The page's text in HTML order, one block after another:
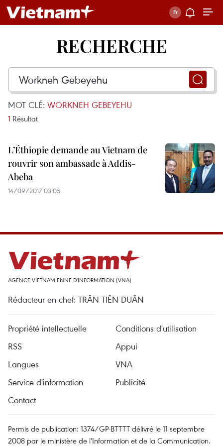
RECHERCHE
MOT CLÉ: WORKNEH GEBEYEHU
1 Résultat
L’Éthiopie demande au Vietnam de
rouvrir son ambassade à Addis-
Abeba
14/09/2017 03:05
AGENCE VIETNAMIENNE D'INFORMATION (VNA)
Rédacteur en chef: TRÂN TIÊN DUÂN
Propriété intellectuelle
Conditions d'utilisation
RSS
Appui
Langues
VNA
Service d'information
Publicité
Contact
Permis de publication: 1374/GP-BTTTT délivré le 11 septembre
2008 par le ministère de l'Information et de la Communication.